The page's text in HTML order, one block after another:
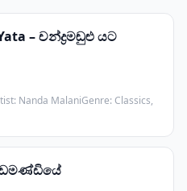
– චන්ද්‍රමඬුළු යට